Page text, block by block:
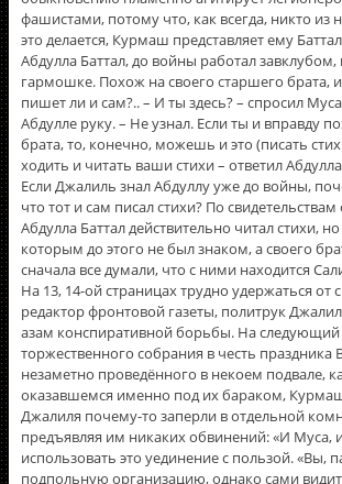
фашистами, потому что, как всегда, никто из
это делается, Курмаш представляет ему
Абдулла Баттал, до войны работал завклубом,
гармошке. Похож на своего старшего брата, и
пишет ли и сам?.. – И ты здесь? – спросил
Абдулле руку. – Не узнал. Если ты и вправду
брата, то, конечно, можешь и это (писать
ходить и читать ваши стихи – ответил
Если Джалиль знал Абдуллу уже до войны,
что тот и сам писал стихи? По
Абдулла Баттал действительно читал стихи,
которым до этого не был знаком, а своего
сначала все думали, что с ними находится
На 13, 14-ой страницах трудно удержаться от
редактор фронтовой газеты, политрук
азам конспиративной борьбы. На следующий
торжественного собрания в честь праздника
незаметно проведëнного в некоем подвале,
оказавшемся именно под их бараком,
Джалиля почему-то заперли в отдельной
предъявляя им никаких обвинений: «И Муса,
использовать это уединение с пользой. «Вы,
подпольную организацию, однако сами